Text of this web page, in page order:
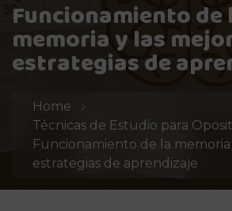
Funcionamiento de
memoria y las
estrategias de
Home
Técnicas de Estudio para
Funcionamiento de la memoria
estrategias de aprendizaje